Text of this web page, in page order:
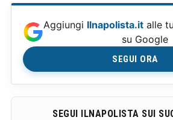
Aggiungi Ilnapolista.it alle
su Google
SEGUI ORA
SEGUI ILNAPOLISTA SUI